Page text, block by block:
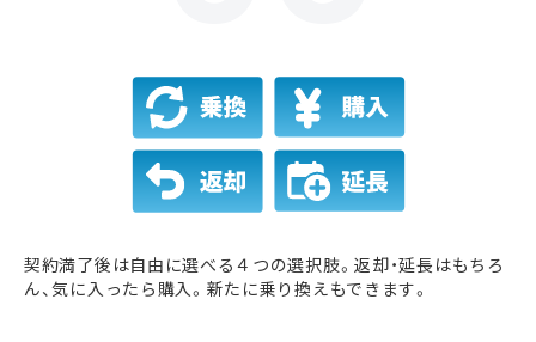
契約満了後は自由に選べる４つの選択肢。返却・延長はもちろ
ん、気に入ったら購入。新たに乗り換えもできます。